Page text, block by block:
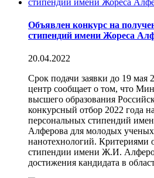
Объявлен конкурс на
стипендий имени Жореса
20.04.2022
Срок подачи заявки до 19 мая
центр сообщает о том, что
высшего образования
конкурсный отбор 2022 года
персональных стипендий
Алферова для молодых
нанотехнологий. Критериями
стипендии имени Ж.И.
достижения кандидата в